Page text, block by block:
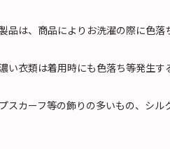
品は、商品によりお洗濯の際に色落
い衣類は着用時にも色落ち等発生す
スカーフ等の飾りの多いもの、シル